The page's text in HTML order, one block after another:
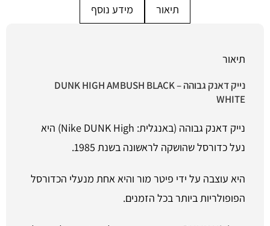
תיאור מידע נוסף
תיאור
נייק דאנק
גבוהה – DUNK HIGH AMBUSH BLACK
WHITE
נייק דאנק גבוהה (באנגלית: Nike DUNK High) היא
נעל כדורסל שהושקה לראשונה בשנת 1985.
היא עוצבה על ידי פיטר מור והיא אחת מנעלי הכדורסל
הפופולריות ביותר בכל הזמנים.